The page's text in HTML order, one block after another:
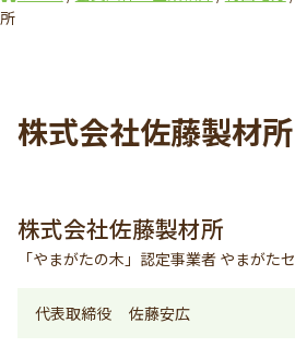
所
株式会社佐藤製材所
株式会社佐藤製材所
「やまがたの木」認定事業者 やまがた
代表取締役 佐藤安広